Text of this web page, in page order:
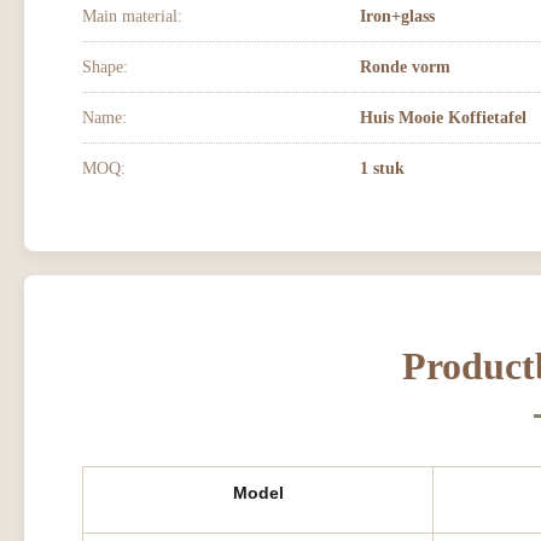
Main material: Iron+glass
Shape: Ronde vorm
Name: Huis Mooie Koffietafel
MOQ: 1 stuk
Model